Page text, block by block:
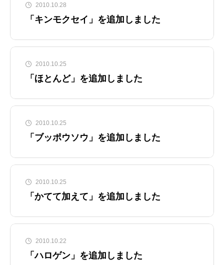
2010.10.28
「キンモクセイ」を追加しました
2010.10.25
「ほとんど」を追加しました
2010.10.25
「ブッポウソウ」を追加しました
2010.10.25
「かてて加えて」を追加しました
2010.10.22
「ハロゲン」を追加しました